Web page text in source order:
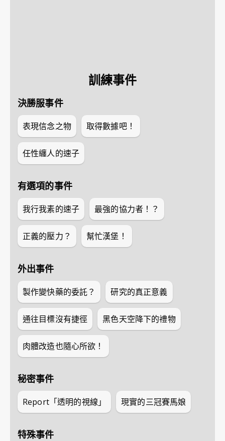
訓練事件
決勝服事件
表現信念之物 取得數據吧！
任性纏人的速子
有選項的事件
我行我素的速子 最強的協力者！？
正義的壓力？ 幫忙漢堡！
外出事件
製作變快藥的委託？ 研究的真正意義
通往目標沒有捷徑 黑色天空降下的禮物
肉體改造也隨心所欲！
秘密事件
Report「透明的視線」 現實的三冠賽馬娘
特殊事件